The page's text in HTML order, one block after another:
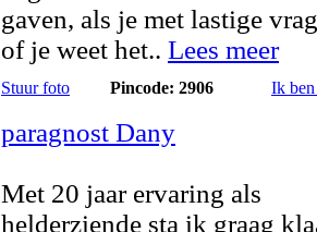
gaven, als je met lastige
of je weet het.. Lees meer
Stuur foto Pincode: 2906 Ik
paragnost Dany
Met 20 jaar ervaring als
helderziende sta ik graag